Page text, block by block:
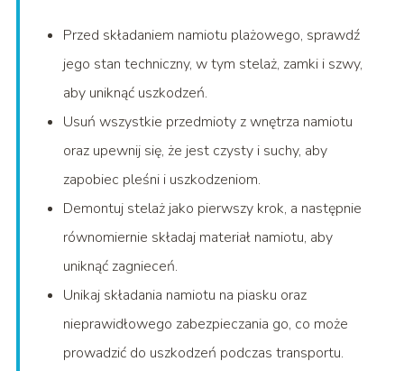
Przed składaniem namiotu plażowego, sprawdź
jego stan techniczny, w tym stelaż, zamki i szwy,
aby uniknąć uszkodzeń.
Usuń wszystkie przedmioty z wnętrza namiotu
oraz upewnij się, że jest czysty i suchy, aby
zapobiec pleśni i uszkodzeniom.
Demontuj stelaż jako pierwszy krok, a następnie
równomiernie składaj materiał namiotu, aby
uniknąć zagnieceń.
Unikaj składania namiotu na piasku oraz
nieprawidłowego zabezpieczania go, co może
prowadzić do uszkodzeń podczas transportu.